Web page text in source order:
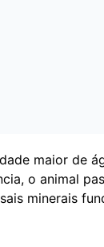
maior de
o animal
minerais